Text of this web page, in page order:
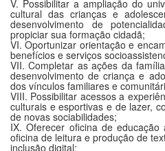
V. Possibilitar a ampliação do
cultural das crianças e
desenvolvimento de
propiciar sua formação cidadã;
VI. Oportunizar orientação e
benefícios e serviços
VII. Completar as ações da
desenvolvimento de criança e
dos vínculos familiares e
VIII. Possibilitar acessos a
culturais e esportivas e de lazer,
de novas sociabilidades;
IX. Oferecer oficina de educação
oficina de leitura e produção de
inclusão digital;